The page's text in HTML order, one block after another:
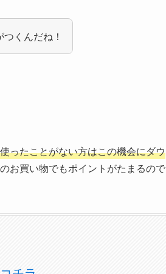
くんだね！
ったことがない方はこの機会にダウ
お買い物でもポイントがたまるので